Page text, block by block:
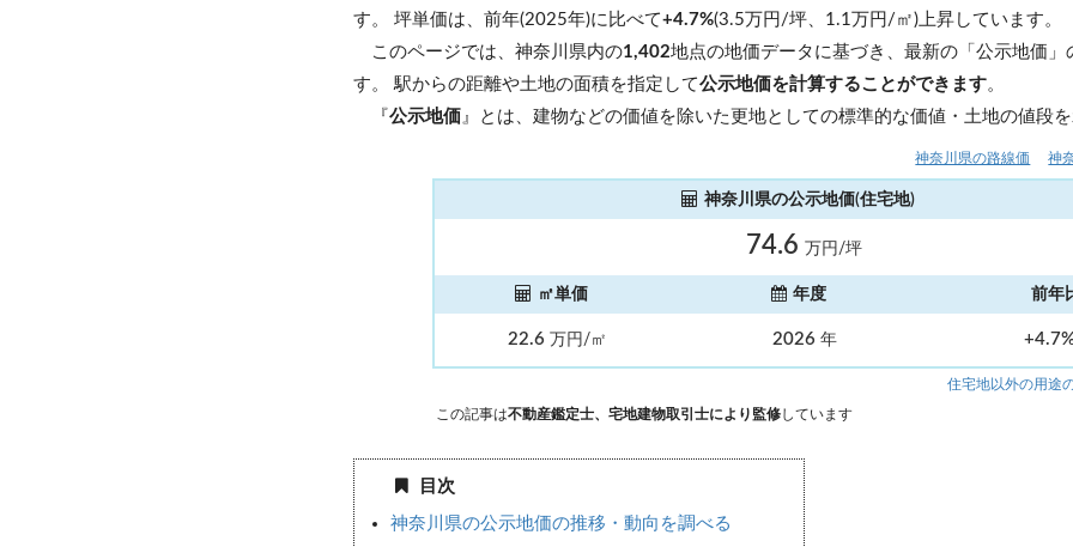
す。坪単価は、前年(2025年)に比べて+4.7%(3.5万円/坪、1.1万円/㎡)上昇しています。
このページでは、神奈川県内の1,402地点の地価データに基づき、最新の「公示地価
す。 駅からの距離や土地の面積を指定して公示地価を計算することができます。
『公示地価 』とは、建物などの価値を除いた更地としての標準的な価値・土地の値段
神奈川県の路線価 神
神奈川県の公示地価(住宅地)
74.6万円/坪
㎡単価 年度 前年
22.6万円/㎡ 2026 年
住宅地以外の用途
この記事は不動産鑑定士、宅地建物取引士により監修しています
目次
神奈川県の公示地価の推移・動向を調べる